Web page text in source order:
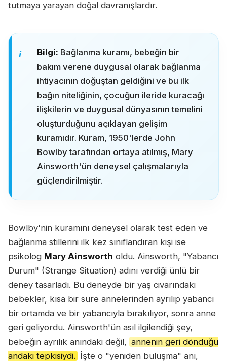
tutmaya yarayan doğal davranışlardır.
Bilgi: Bağlanma kuramı, bebeğin bir
bakım verene duygusal olarak bağlanma
ihtiyacının doğuştan geldiğini ve bu ilk
bağın niteliğinin, çocuğun ileride kuracağı
ilişkilerin ve duygusal dünyasının temelini
oluşturduğunu açıklayan gelişim
kuramıdır. Kuram, 1950'lerde John
Bowlby tarafından ortaya atılmış, Mary
Ainsworth'ün deneysel çalışmalarıyla
güçlendirilmiştir.
Bowlby'nin kuramını deneysel olarak test eden ve
bağlanma stillerini ilk kez sınıflandıran kişi ise
psikolog Mary Ainsworth oldu. Ainsworth, "Yabancı
Durum" (Strange Situation) adını verdiği ünlü bir
deney tasarladı. Bu deneyde bir yaş civarındaki
bebekler, kısa bir süre annelerinden ayrılıp yabancı
bir ortamda ve bir yabancıyla bırakılıyor, sonra anne
geri geliyordu. Ainsworth'ün asıl ilgilendiği şey,
bebeğin ayrılık anındaki değil, annenin geri döndüğü
andaki tepkisiydi. İşte o "yeniden buluşma" anı,